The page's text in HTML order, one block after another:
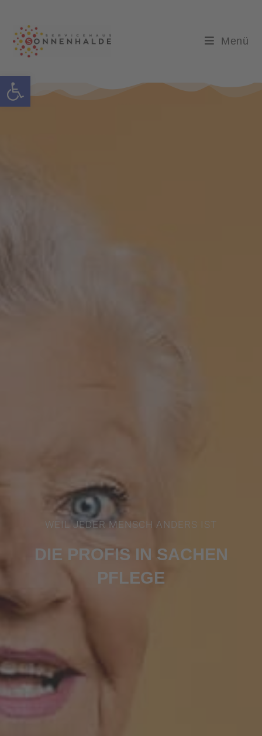
Werkzeugleiste öffnen
Menü
WEIL JEDER MENSCH ANDERS IST
DIE PROFIS IN SACHEN
PFLEGE